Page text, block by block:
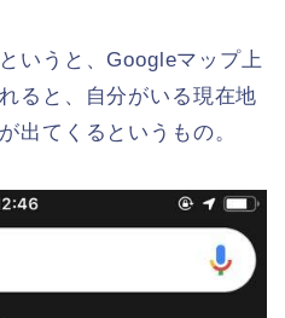
いうと、Googleマップ上
ると、自分がいる現在地
出てくるというもの。